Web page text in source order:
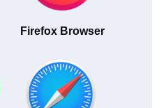
Firefox Browser